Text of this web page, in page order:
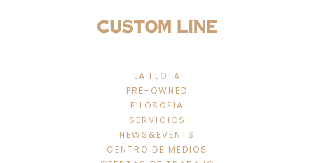
LA FLOTA
PRE-OWNED
FILOSOFÍA
SERVICIOS
NEWS&EVENTS
CENTRO DE MEDIOS